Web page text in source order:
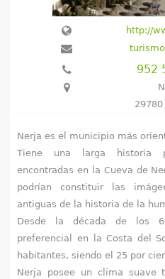
a
u
s
e
d
http://
952
29780
Nerja es el municipio más
Tiene una larga historia
encontradas en la Cueva de
podrían constituir las
antiguas de la historia de la
Desde la década de los
preferencial en la Costa del
habitantes, siendo el 25 por
Nerja posee un clima suave